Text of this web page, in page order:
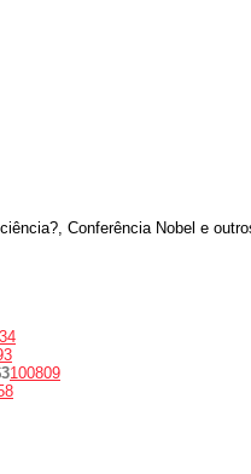
Conferência Nobel e
100809